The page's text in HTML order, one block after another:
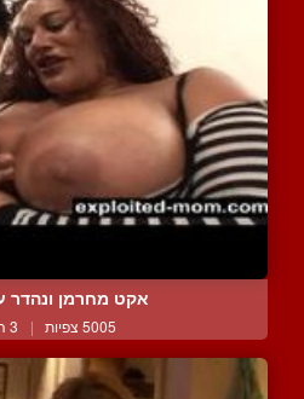
אקט מחרמן ונהדר
5005 צפיות | 3 המלצות